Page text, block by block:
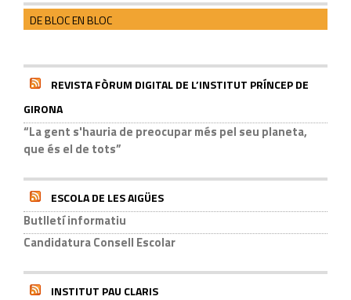
DE BLOC EN BLOC
REVISTA FÒRUM DIGITAL DE L’INSTITUT PRÍNCEP DE
GIRONA
“La gent s'hauria de preocupar més pel seu planeta,
que és el de tots”
ESCOLA DE LES AIGÜES
Butlletí informatiu
Candidatura Consell Escolar
INSTITUT PAU CLARIS